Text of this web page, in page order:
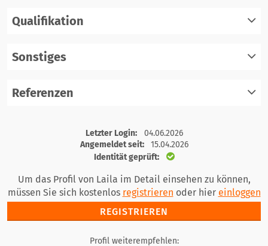
Qualifikation
Sonstiges
Referenzen
registrieren
einloggen
Letzter Login:
04.06.2026
Angemeldet seit:
15.04.2026
Identität geprüft:
Um das Profil von Laila im Detail einsehen zu können,
müssen Sie sich kostenlos registrieren oder hier einloggen
REGISTRIEREN
Profil weiterempfehlen: